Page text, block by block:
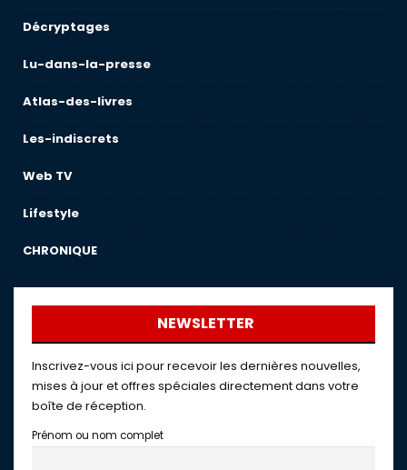
Décryptages
Lu-dans-la-presse
Atlas-des-livres
Les-indiscrets
Web TV
Lifestyle
CHRONIQUE
NEWSLETTER
Inscrivez-vous ici pour recevoir les dernières nouvelles,
mises à jour et offres spéciales directement dans votre
boîte de réception.
Prénom ou nom complet